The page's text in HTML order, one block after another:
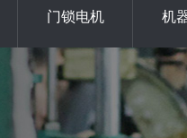
门锁电机 机